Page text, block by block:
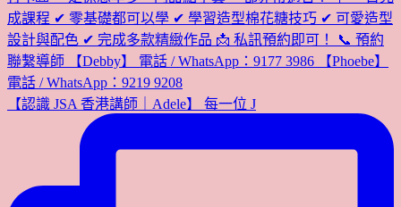
【認識 JSA 香港講師｜Adele】 每一位 J